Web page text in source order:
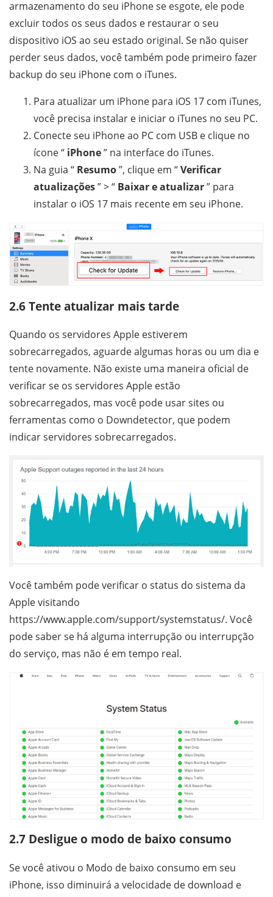
armazenamento do seu iPhone se esgote, ele pode
excluir todos os seus dados e restaurar o seu
dispositivo iOS ao seu estado original. Se não quiser
perder seus dados, você também pode primeiro fazer
backup do seu iPhone com o iTunes.
Para atualizar um iPhone para iOS 17 com iTunes,
você precisa instalar e iniciar o iTunes no seu PC.
Conecte seu iPhone ao PC com USB e clique no
ícone “ iPhone” na interface do iTunes.
Na guia “ Resumo”, clique em “Verificar
atualizações” > “ Baixar e atualizar” para
instalar o iOS 17 mais recente em seu iPhone.
2.6 Tente atualizar mais tarde
Quando os servidores Apple estiverem
sobrecarregados, aguarde algumas horas ou um dia e
tente novamente. Não existe uma maneira oficial de
verificar se os servidores Apple estão
sobrecarregados, mas você pode usar sites ou
ferramentas como o Downdetector, que podem
indicar servidores sobrecarregados.
Você também pode verificar o status do sistema da
Apple visitando
https://www.apple.com/support/systemstatus/. Você
pode saber se há alguma interrupção ou interrupção
do serviço, mas não é em tempo real.
2.7 Desligue o modo de baixo consumo
Se você ativou o Modo de baixo consumo em seu
iPhone, isso diminuirá a velocidade de download e